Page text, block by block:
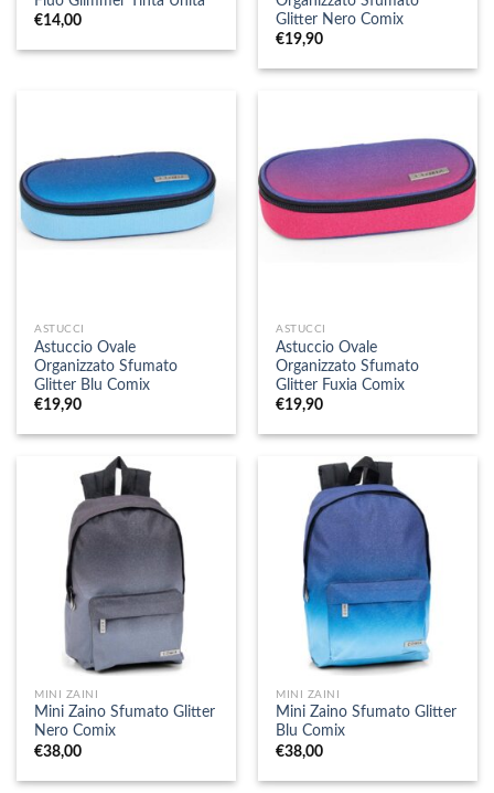
€14,00
Glitter Nero Comix
€19,90
ASTUCCI
Astuccio Ovale
Organizzato Sfumato
Glitter Blu Comix
€19,90
ASTUCCI
Astuccio Ovale
Organizzato Sfumato
Glitter Fuxia Comix
€19,90
MINI ZAINI
Mini Zaino Sfumato Glitter
Nero Comix
€38,00
MINI ZAINI
Mini Zaino Sfumato Glitter
Blu Comix
€38,00